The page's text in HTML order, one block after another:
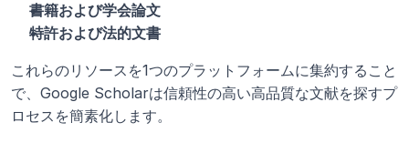
書籍および学会論文
特許および法的文書
これらのリソースを1つのプラットフォームに集約すること
で、Google Scholarは信頼性の高い高品質な文献を探すプ
ロセスを簡素化します。